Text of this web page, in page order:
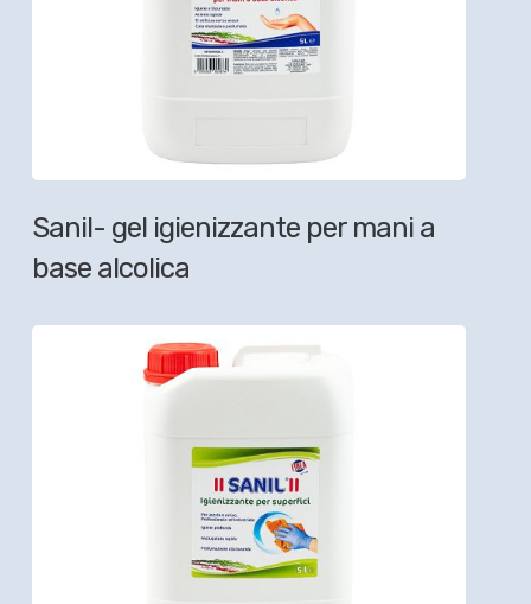
Sanil- gel igienizzante per mani a
base alcolica